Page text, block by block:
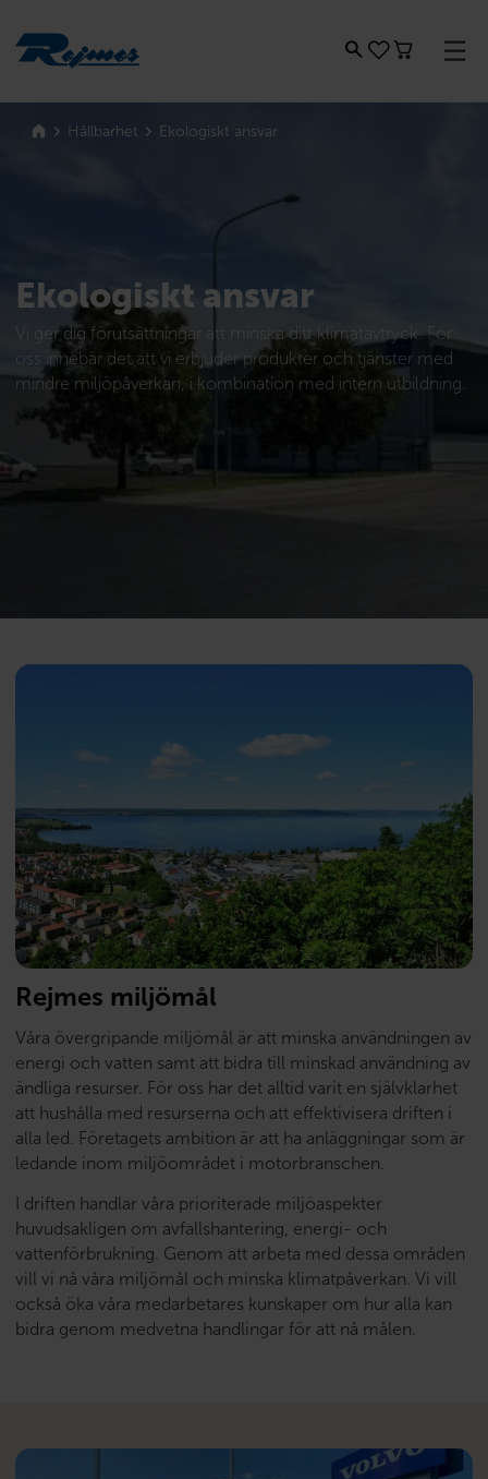
Hållbarhet Ekologiskt ansvar
Ekologiskt ansvar
Vi ger dig förutsättningar att minska ditt klimatavtryck. För
oss innebär det att vi erbjuder produkter och tjänster med
mindre miljöpåverkan, i kombination med intern utbildning.
Rejmes miljömål
Våra övergripande miljömål är att minska användningen av
energi och vatten samt att bidra till minskad användning av
ändliga resurser. För oss har det alltid varit en självklarhet
att hushålla med resurserna och att effektivisera driften i
alla led. Företagets ambition är att ha anläggningar som är
ledande inom miljöområdet i motorbranschen.
I driften handlar våra prioriterade miljöaspekter
huvudsakligen om avfallshantering, energi- och
vattenförbrukning. Genom att arbeta med dessa områden
vill vi nå våra miljömål och minska klimatpåverkan. Vi vill
också öka våra medarbetares kunskaper om hur alla kan
bidra genom medvetna handlingar för att nå målen.